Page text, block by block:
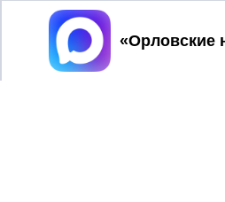
Принять